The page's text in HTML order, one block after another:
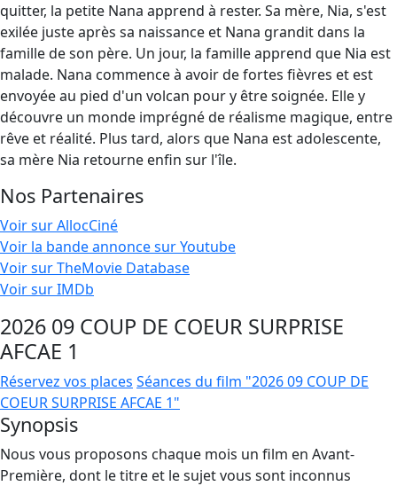
quitter, la petite Nana apprend à rester. Sa mère, Nia, s'est
exilée juste après sa naissance et Nana grandit dans la
famille de son père. Un jour, la famille apprend que Nia est
malade. Nana commence à avoir de fortes fièvres et est
envoyée au pied d'un volcan pour y être soignée. Elle y
découvre un monde imprégné de réalisme magique, entre
rêve et réalité. Plus tard, alors que Nana est adolescente,
sa mère Nia retourne enfin sur l'île.
Nos Partenaires
Voir sur AllocCiné
Voir la bande annonce sur Youtube
Voir sur TheMovie Database
Voir sur IMDb
2026 09 COUP DE COEUR SURPRISE
AFCAE 1
Réservez vos places Séances du film "2026 09 COUP DE
COEUR SURPRISE AFCAE 1"
Synopsis
Nous vous proposons chaque mois un film en Avant-
Première, dont le titre et le sujet vous sont inconnus